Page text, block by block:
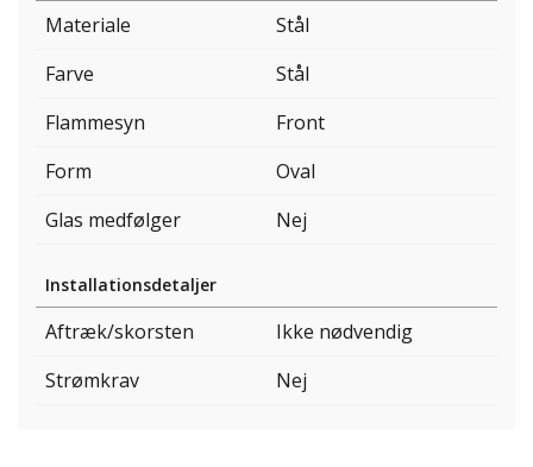
Materiale
Stål
Farve
Stål
Flammesyn
Front
Form
Oval
Glas medfølger
Nej
Installationsdetaljer
Aftræk/skorsten
Ikke nødvendig
Strømkrav
Nej